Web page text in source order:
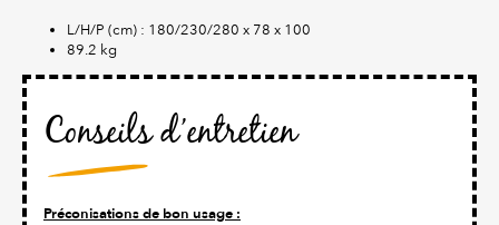
L/H/P (cm) : 180/230/280 x 78 x 100
89.2 kg
Conseils d’entretien
Préconisations de bon usage :